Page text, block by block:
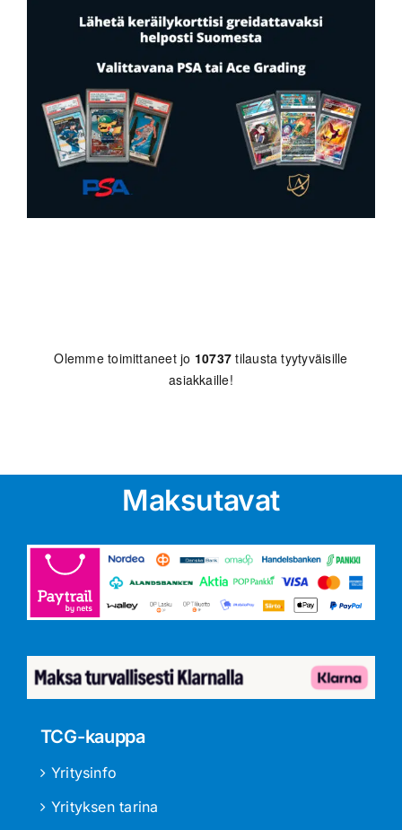
Olemme toimittaneet jo 10737 tilausta tyytyväisille
asiakkaille!
Maksutavat
TCG-kauppa
Yritysinfo
Yrityksen tarina